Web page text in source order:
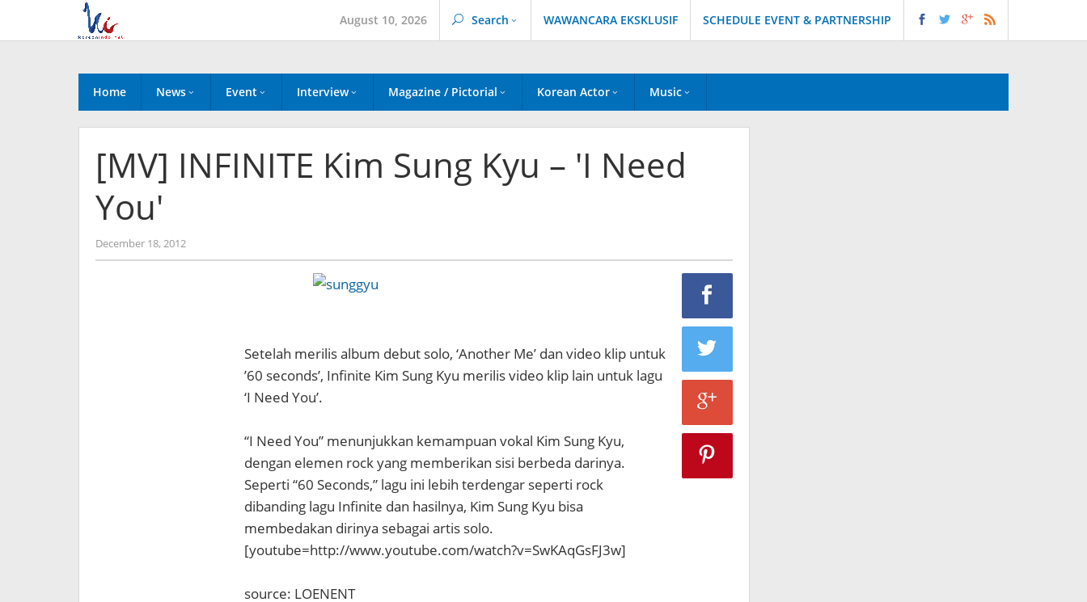
content
August 10, 2026 Search WAWANCARA EKSKLUSIF SCHEDULE EVENT & PARTNERSHIP
Home News Event Interview Magazine / Pictorial Korean Actor Music
[MV] INFINITE Kim Sung Kyu – 'I Need
You'
December 18, 2012by
Koreanindo
Setelah merilis album debut solo, ‘Another Me’ dan video klip untuk
’60 seconds’, Infinite Kim Sung Kyu merilis video klip lain untuk lagu
‘I Need You’.
“I Need You” menunjukkan kemampuan vokal Kim Sung Kyu,
dengan elemen rock yang memberikan sisi berbeda darinya.
Seperti “60 Seconds,” lagu ini lebih terdengar seperti rock
dibanding lagu Infinite dan hasilnya, Kim Sung Kyu bisa
membedakan dirinya sebagai artis solo.
[youtube=http://www.youtube.com/watch?v=SwKAqGsFJ3w]
source: LOENENT